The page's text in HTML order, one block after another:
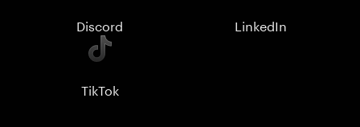
Discord LinkedIn
TikTok